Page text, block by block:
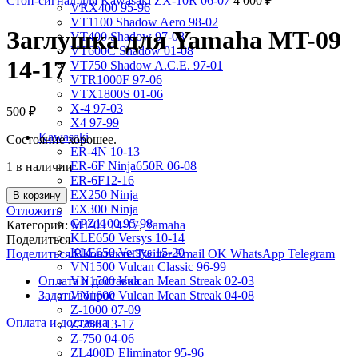
VRX400 95-96
VT1100 Shadow Aero 98-02
VT400 Shadow 97-08
VT600C Shadow 01-08
VT750 Shadow A.C.E. 97-01
VTR1000F 97-06
VTX1800S 01-06
X-4 97-03
X4 97-99
Kawasaki
ER-4N 10-13
ER-6F Ninja650R 06-08
ER-6F12-16
EX250 Ninja
EX300 Ninja
GPZ1100 95-98
KLE650 Versys 10-14
KLE650 Versys 15-20
VN1500 Vulcan Classic 96-99
VN1500 Vulcan Mean Streak 02-03
VN1600 Vulcan Mean Streak 04-08
Z-1000 07-09
Z-250 13-17
Z-750 04-06
ZL400D Eliminator 95-96
Заглушка для Yamaha MT-09
14-17
500 ₽
Состояние хорошее.
1 в наличии
В корзину
Отложить
Категории:MT-09 14-17,Yamaha
Поделиться
Поделиться ВКонтакте Twitter Email OK WhatsApp Telegram
Оплата и доставка
Задать вопрос
Оплата и доставка